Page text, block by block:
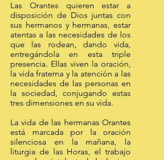
Las Orantes quieren estar a
disposición de Dios juntas con
sus hermanos y hermanas, estar
atentas a las necesidades de los
que las rodean, dando vida,
entregándola en esta triple
presencia. Ellas viven la oración,
la vida fraterna y la atención a las
necesidades de las personas en
la sociedad, conjugando estas
tres dimensiones en su vida.
La vida de las hermanas Orantes
está marcada por la oración
silenciosa en la mañana, la
liturgia de las Horas, el trabajo